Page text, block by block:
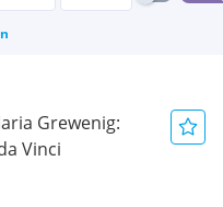
Grewenig:
Vinci